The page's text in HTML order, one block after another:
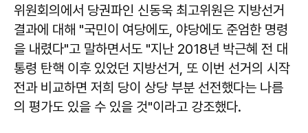
위원회의에서 당권파인 신동욱 최고위원은 지방선거
결과에 대해 "국민이 여당에도, 야당에도 준엄한 명령
을 내렸다"고 말하면서도 "지난 2018년 박근혜 전 대
통령 탄핵 이후 있었던 지방선거, 또 이번 선거의 시작
전과 비교하면 저희 당이 상당 부분 선전했다는 나름
의 평가도 있을 수 있을 것"이라고 강조했다.